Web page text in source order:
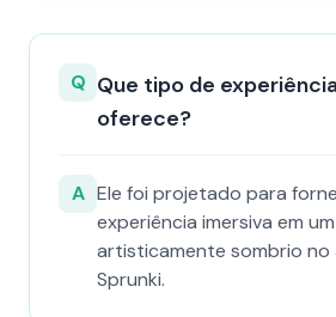
Q Que tipo de
oferece?
A Ele foi projetado para
experiência imersiva em
artisticamente sombrio no
Sprunki.